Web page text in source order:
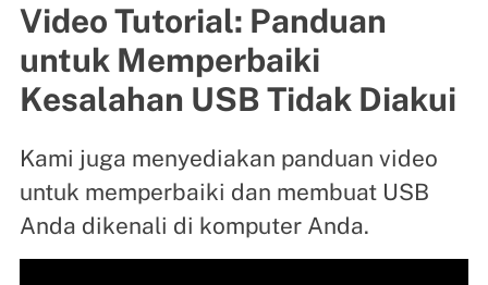
Video Tutorial: Panduan
untuk Memperbaiki
Kesalahan USB Tidak Diakui
Kami juga menyediakan panduan video
untuk memperbaiki dan membuat USB
Anda dikenali di komputer Anda.